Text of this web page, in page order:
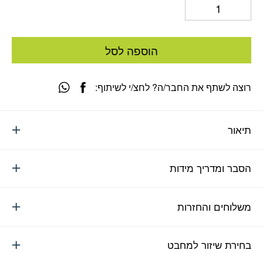
הוספה לסל
תיאור
הסבר ומדריך מידות
משלוחים והחזרות
בחירת שיזור למחבט
רוצה לשתף את החבר/ה? לחצ/י לשיתוף: